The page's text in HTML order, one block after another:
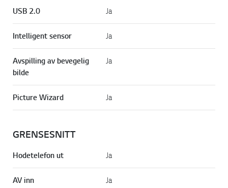
USB 2.0 Ja
Intelligent sensor Ja
Avspilling av bevegelig
bilde
Ja
Picture Wizard Ja
GRENSESNITT
Hodetelefon ut Ja
AV inn Ja